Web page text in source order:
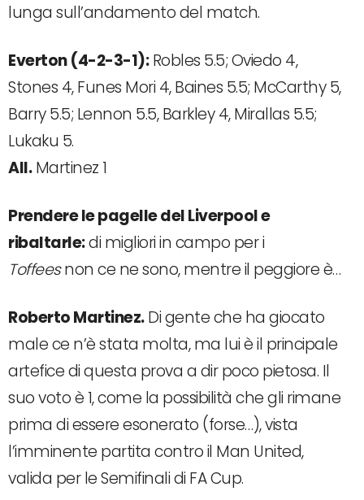
lunga sull’andamento del match.
Everton (4-2-3-1):Robles 5.5; Oviedo 4,
Stones 4, Funes Mori 4, Baines 5.5; McCarthy 5,
Barry 5.5; Lennon 5.5, Barkley 4, Mirallas 5.5;
Lukaku 5.
All.Martinez 1
Prendere le pagelle del Liverpool e
ribaltarle:di migliori in campo per i
Toffeesnon ce ne sono, mentre il peggiore è…
Roberto Martinez.Di gente che ha giocato
male ce n’è stata molta, ma lui è il principale
artefice di questa prova a dir poco pietosa. Il
suo voto è 1, come la possibilità che gli rimane
prima di essere esonerato (forse…), vista
l’imminente partita contro il Man United,
valida per le Semifinali di FA Cup.